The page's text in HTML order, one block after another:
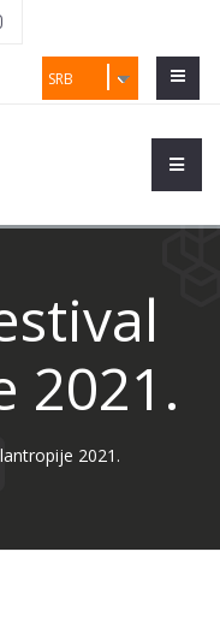
SRB
2021.
2021.